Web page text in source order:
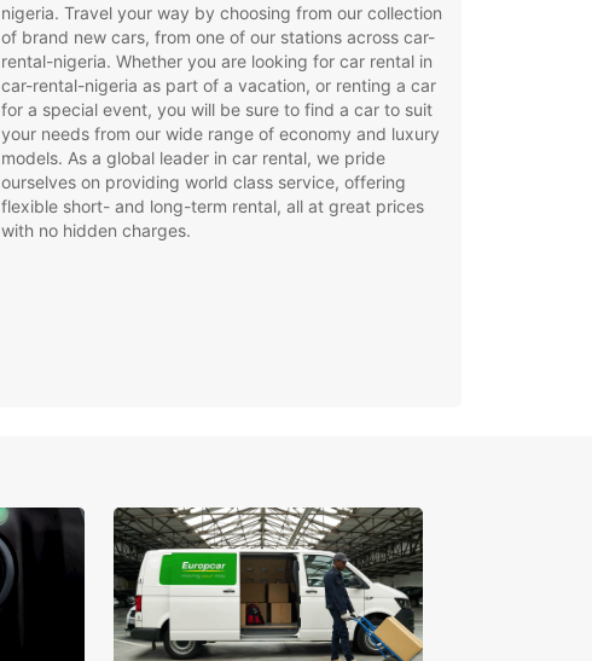
nigeria. Travel your way by choosing from our collection
of brand new cars, from one of our stations across car-
rental-nigeria. Whether you are looking for car rental in
car-rental-nigeria as part of a vacation, or renting a car
for a special event, you will be sure to find a car to suit
your needs from our wide range of economy and luxury
models. As a global leader in car rental, we pride
ourselves on providing world class service, offering
flexible short- and long-term rental, all at great prices
with no hidden charges.